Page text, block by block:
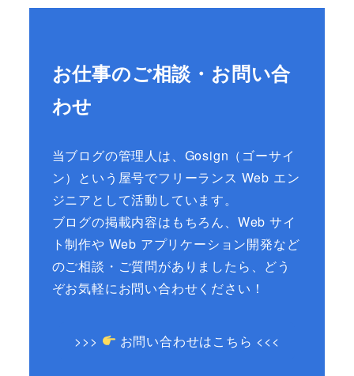
お仕事のご相談・お問い合
わせ
当ブログの管理人は、Gosign（ゴーサイ
ン）という屋号でフリーランス Web エン
ジニアとして活動しています。
ブログの掲載内容はもちろん、Web サイ
ト制作や Web アプリケーション開発など
のご相談・ご質問がありましたら、どう
ぞお気軽にお問い合わせください！
>>> お問い合わせはこちら <<<